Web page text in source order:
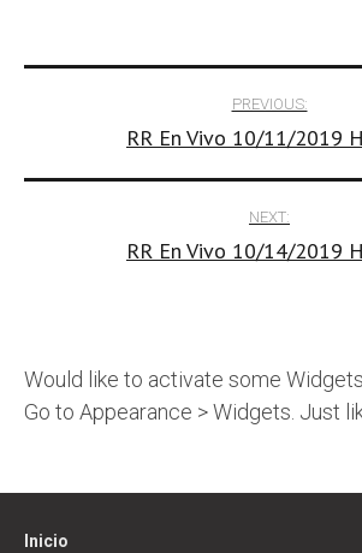
navigation
PREVIOUS:
RR En Vivo 10/11/2019
NEXT:
RR En Vivo 10/14/2019
Would like to activate some
Go to Appearance > Widgets. Just
Inicio